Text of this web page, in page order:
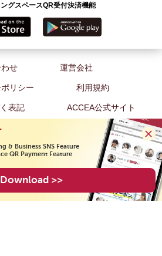
グスペースQR受付決済機能
せ 運営会社
リシー 利用規約
表記 ACCEA公式サイト
& Business SNS Feature
QR Payment Feature
Download >>